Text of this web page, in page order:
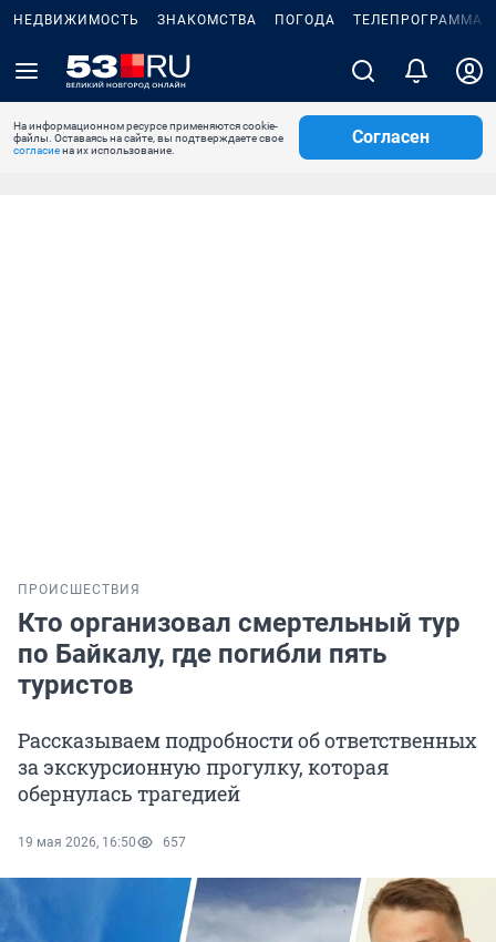
НЕДВИЖИМОСТЬ ЗНАКОМСТВА ПОГОДА ТЕЛЕПРОГРАММА
На информационном ресурсе применяются cookie-
файлы. Оставаясь на сайте, вы подтверждаете свое
согласиена их использование.
Согласен
ПРОИСШЕСТВИЯ
Кто организовал смертельный тур
по Байкалу, где погибли пять
туристов
Рассказываем подробности об ответственных
за экскурсионную прогулку, которая
обернулась трагедией
19 мая 2026, 16:50 657